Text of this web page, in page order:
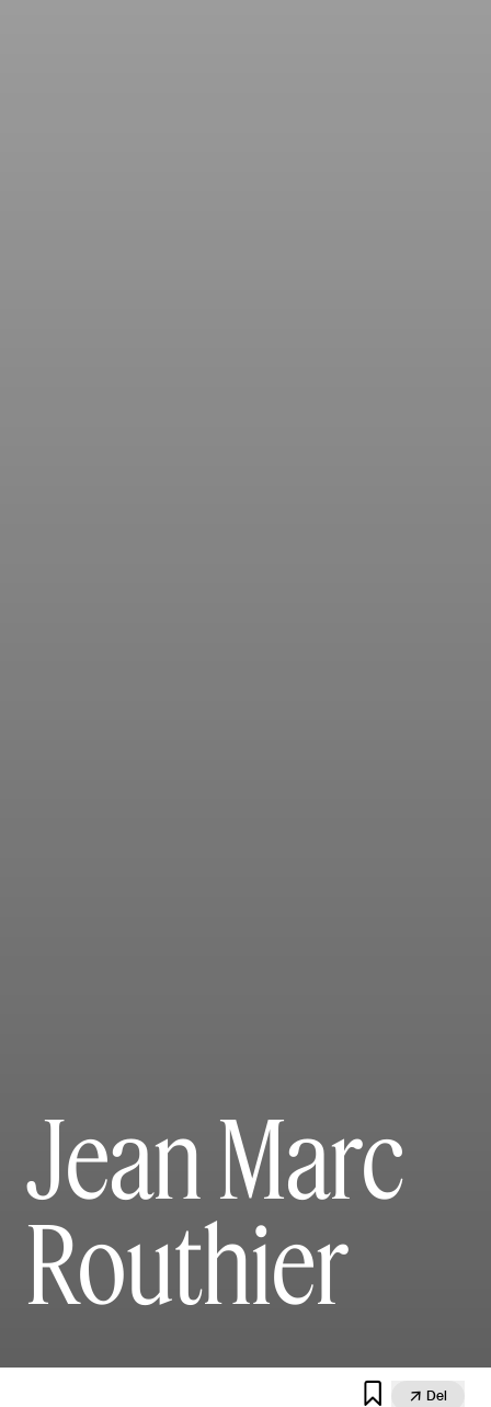
Jean Marc
Routhier
  Del